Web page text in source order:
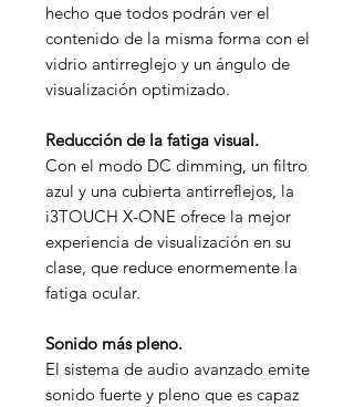
hecho que todos podrán ver el
contenido de la misma forma con el
vidrio antirreglejo y un ángulo de
visualización optimizado.
Reducción de la fatiga visual.
Con el modo DC dimming, un filtro
azul y una cubierta antirreflejos, la
i3TOUCH X-ONE ofrece la mejor
experiencia de visualización en su
clase, que reduce enormemente la
fatiga ocular.
Sonido más pleno.
El sistema de audio avanzado emite
sonido fuerte y pleno que es capaz